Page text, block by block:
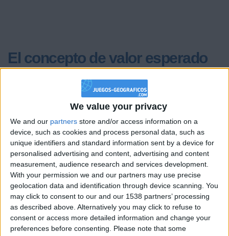
We value your privacy
We and our partners store and/or access information on a
device, such as cookies and process personal data, such as
unique identifiers and standard information sent by a device for
personalised advertising and content, advertising and content
measurement, audience research and services development.
With your permission we and our partners may use precise
geolocation data and identification through device scanning. You
may click to consent to our and our 1538 partners’ processing
as described above. Alternatively you may click to refuse to
consent or access more detailed information and change your
preferences before consenting.
Please note that some
El concepto de valor esperado
profesional y la herramienta definitiva para poner las cuotas
a su favor. Se trata de una fórmula matemática que ayuda a
determinar cuánto se puede esperar ganar o perder en
promedio por cada decisión tomada bajo las mismas
circunstancias. Encontrar valor significa identificar
situaciones donde la probabilidad real de que ocurra un
evento es mayor que la probabilidad sugerida por la cuota
ofrecida por el mercado, lo que garantiza una ventaja teórica
sobre la contraparte.
Para aplicar este concepto con eficacia, es necesario realizar
un estudio exhaustivo que ignore las emociones y se centre
en métricas objetivas. Si un análisis riguroso indica que un
resultado tiene un sesenta por ciento de posibilidades de
ocurrir, pero la cuota refleja solo un cincuenta por ciento, se